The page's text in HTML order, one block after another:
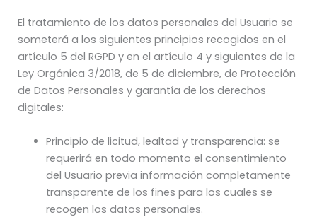
El tratamiento de los datos personales del Usuario se
someterá a los siguientes principios recogidos en el
artículo 5 del RGPD y en el artículo 4 y siguientes de la
Ley Orgánica 3/2018, de 5 de diciembre, de Protección
de Datos Personales y garantía de los derechos
digitales:
Principio de licitud, lealtad y transparencia: se
requerirá en todo momento el consentimiento
del Usuario previa información completamente
transparente de los fines para los cuales se
recogen los datos personales.